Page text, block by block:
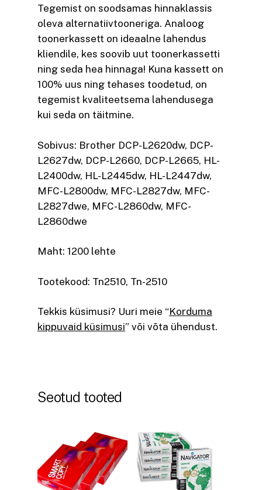
Tegemist on soodsamas hinnaklassis
oleva alternatiivtooneriga. Analoog
toonerkassett on ideaalne lahendus
kliendile, kes soovib uut toonerkassetti
ning seda hea hinnaga! Kuna kassett on
100% uus ning tehases toodetud, on
tegemist kvaliteetsema lahendusega
kui seda on täitmine.
Sobivus: Brother DCP-L2620dw, DCP-
L2627dw, DCP-L2660, DCP-L2665, HL-
L2400dw, HL-L2445dw, HL-L2447dw,
MFC-L2800dw, MFC-L2827dw, MFC-
L2827dwe, MFC-L2860dw, MFC-
L2860dwe
Maht: 1200 lehte
Tootekood: Tn2510, Tn-2510
Tekkis küsimusi? Uuri meie “Korduma
kippuvaid küsimusi” või võta ühendust.
Seotud tooted